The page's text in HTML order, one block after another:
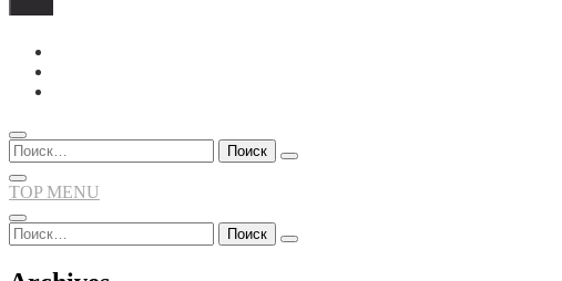
Перейти
содержимому
Найти:
TOP MENU
Найти: